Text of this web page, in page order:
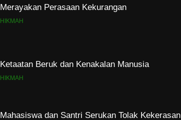
Merayakan Perasaan Kekurangan
HIKMAH
Ketaatan Beruk dan Kenakalan Manusia
HIKMAH
Mahasiswa dan Santri Serukan Tolak Kekerasan